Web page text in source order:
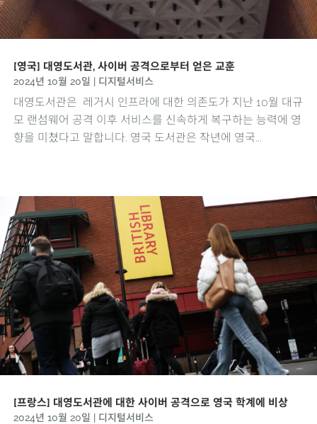
[영국] 대영도서관, 사이버 공격으로부터 얻은 교훈
2024년 10월 20일 디지털서비스
대영도서관은 레거시 인프라에 대한 의존도가 지난 10월 대규
모 랜섬웨어 공격 이후 서비스를 신속하게 복구하는 능력에 영
향을 미쳤다고 말합니다. 영국 도서관은 작년에 영국...
[프랑스] 대영도서관에 대한 사이버 공격으로 영국 학계에 비상
2024년 10월 20일 디지털서비스